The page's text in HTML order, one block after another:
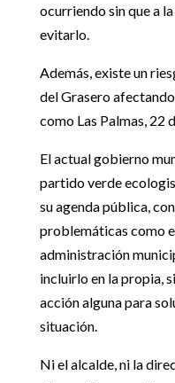
ocurriendo sin que a
evitarlo.
Además, existe un
del Grasero
como Las Palmas, 22
El actual gobierno
partido verde
su agenda pública,
problemáticas como
administración
incluirlo en la propia,
acción alguna para
situación.
Ni el alcalde, ni la